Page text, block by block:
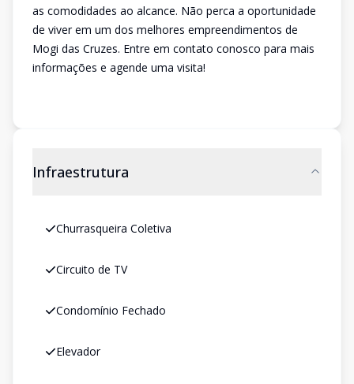
as comodidades ao alcance. Não perca a oportunidade
de viver em um dos melhores empreendimentos de
Mogi das Cruzes. Entre em contato conosco para mais
informações e agende uma visita!
Infraestrutura
Churrasqueira Coletiva
Circuito de TV
Condomínio Fechado
Elevador